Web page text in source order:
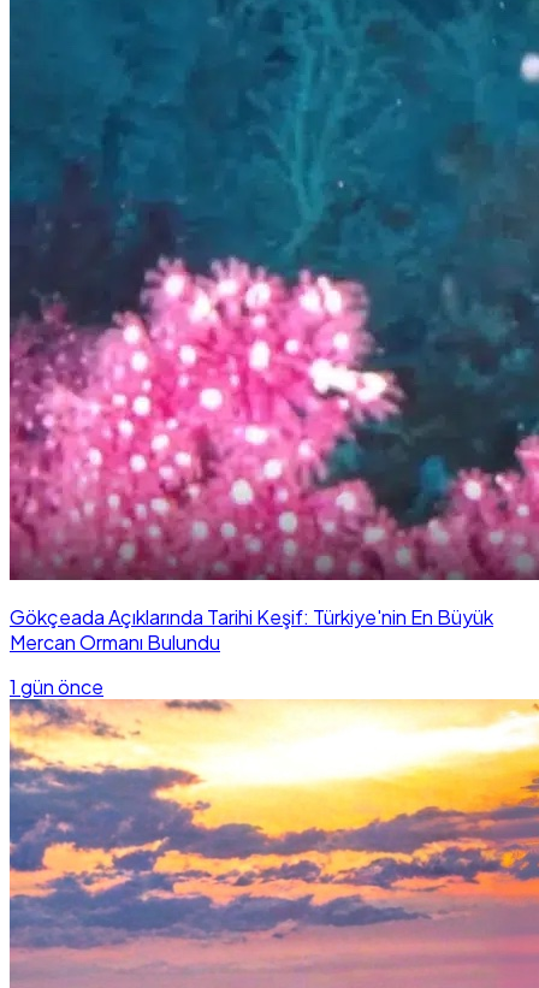
Gökçeada Açıklarında Tarihi Keşif: Türkiye'nin En Büyük
Mercan Ormanı Bulundu
1 gün önce